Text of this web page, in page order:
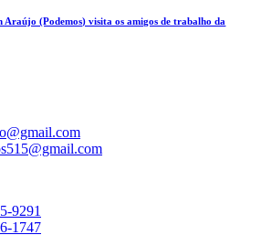
Araújo (Podemos) visita os amigos de trabalho da
9291
1747